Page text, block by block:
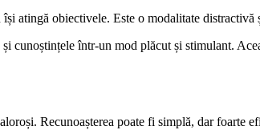
atingă obiectivele. Este o modalitate
într-un mod plăcut și stimulant.
Recunoașterea poate fi simplă, dar